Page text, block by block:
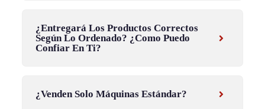
¿Entregará Los Productos Correctos
Según Lo Ordenado? ¿Como Puedo
Confiar En Ti?
¿Venden Solo Máquinas Estándar?